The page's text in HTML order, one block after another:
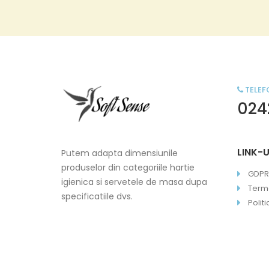
Putem adapta dimensiunile
produselor din categoriile hartie
igienica si servetele de masa dupa
specificatiile dvs.
LINK-
GDPR